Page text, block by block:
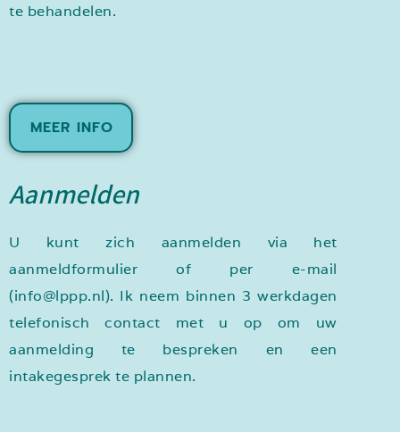
te behandelen.
MEER INFO
Aanmelden
U kunt zich aanmelden via het
aanmeldformulier of per e-mail
(info@lppp.nl). Ik neem binnen 3 werkdagen
telefonisch contact met u op om uw
aanmelding te bespreken en een
intakegesprek te plannen.